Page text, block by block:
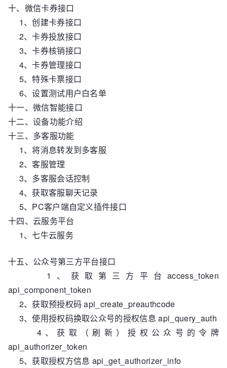
十、微信卡券接口
1、创建卡券接口
2、卡券投放接口
3、卡券核销接口
4、卡券管理接口
5、特殊卡票接口
6、设置测试用户白名单
十一、微信智能接口
十二、设备功能介绍
十三、多客服功能
1、将消息转发到多客服
2、客服管理
3、多客服会话控制
4、获取客服聊天记录
5、PC客户端自定义插件接口
十四、云服务平台
1、七牛云服务
十五、公众号第三方平台接口
1、获取第三方平台access_token
api_component_token
2、获取预授权码 api_create_preauthcode
3、使用授权码换取公众号的授权信息 api_query_auth
4、获取（刷新）授权公众号的令牌
api_authorizer_token
5、获取授权方信息 api_get_authorizer_info